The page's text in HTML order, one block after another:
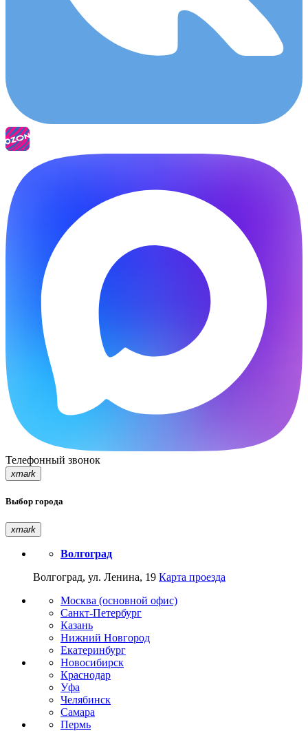
Телефонный звонок
xmark
Выбор города
xmark
Волгоград
Волгоград, ул. Ленина, 19 Карта проезда
Москва (основной офис)
Санкт-Петербург
Казань
Нижний Новгород
Екатеринбург
Новосибирск
Краснодар
Уфа
Челябинск
Самара
Пермь